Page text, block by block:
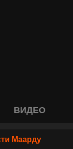
ВИДЕО
Маарду